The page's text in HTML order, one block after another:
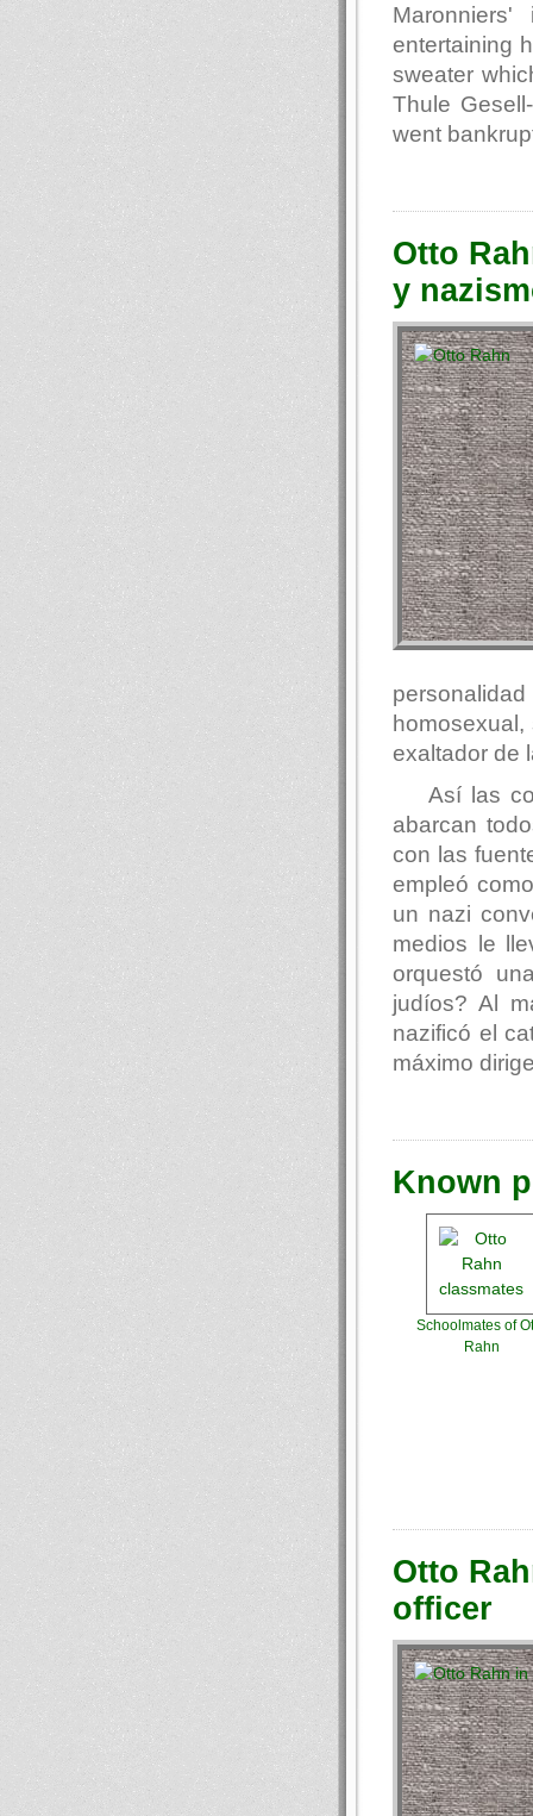
entertaining
sweater
Thule
went
Otto
y
exaltador de
Así las
abarcan
con las
empleó
un nazi
medios le
orquestó
judíos? Al
nazificó el
máximo
Known
Schoolmates of
Rahn
Otto
officer